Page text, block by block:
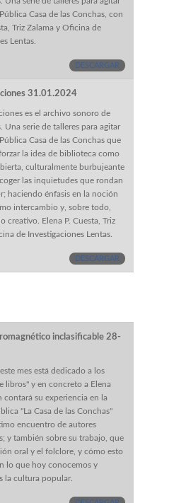
Casa de las Conchas, con
Triz Zalama y Oficina de
Lentas.
DESCARGAR
31.01.2024
es el archivo sonoro de
Una serie de talleres para agitar
Casa de las Conchas que
la idea de biblioteca como
culturalmente burbujeante
las inquietudes que rondan
haciendo énfasis en la noción
intercambio y, sobre todo,
creativo. Elena P. Cuesta, Triz
de Investigaciones Lentas.
DESCARGAR
inclasificable 28-
mes está dedicado a los
libros" y en concreto a Elena
contará su experiencia en la
"La Casa de las Conchas"
encuentro de autores
y también sobre su trabajo, que
oral y el folclore, y cómo esto
lo que hoy conocemos y
la cultura popular.